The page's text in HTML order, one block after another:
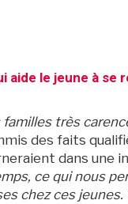
le jeune à se
très
des faits
dans une
ce qui nous
chez ces